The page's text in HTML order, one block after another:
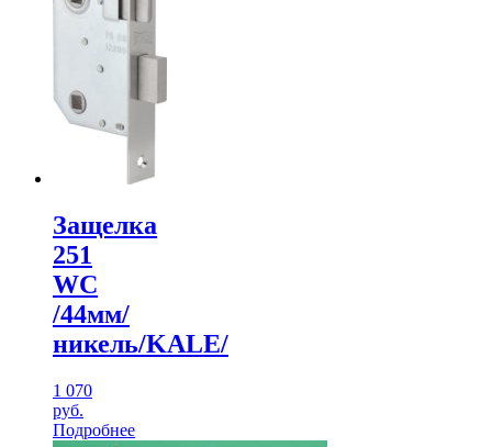
Защелка
251
WC
/44мм/
никель/KALE/
1 070
руб.
Подробнее